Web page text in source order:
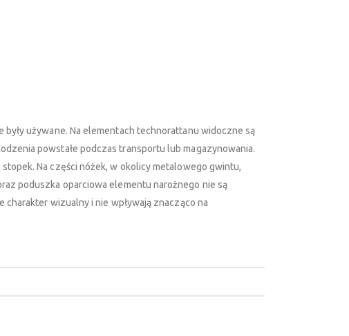
używane. Na elementach technorattanu widoczne są
powstałe podczas transportu lub magazynowania.
Na części nóżek, w okolicy metalowego gwintu,
poduszka oparciowa elementu narożnego nie są
charakter wizualny i nie wpływają znacząco na